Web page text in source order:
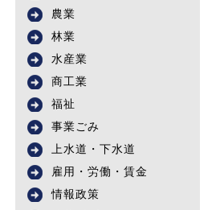
農業
林業
水産業
商工業
福祉
事業ごみ
上水道・下水道
雇用・労働・賃金
情報政策